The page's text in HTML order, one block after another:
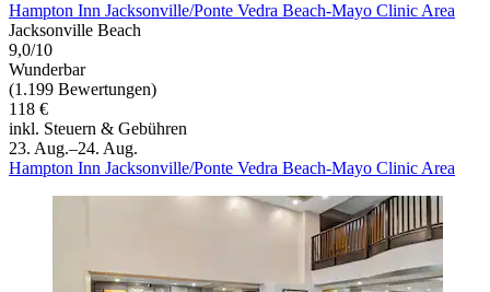
Hampton Inn Jacksonville/Ponte Vedra Beach-Mayo Clinic Area
Jacksonville Beach
9,0/10
Wunderbar
(1.199 Bewertungen)
118 €
inkl. Steuern & Gebühren
23. Aug.–24. Aug.
Hampton Inn Jacksonville/Ponte Vedra Beach-Mayo Clinic Area